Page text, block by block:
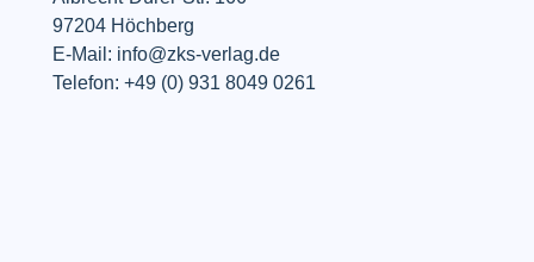
97204 Höchberg
E-Mail: info@zks-verlag.de
Telefon: +49 (0) 931 8049 0261